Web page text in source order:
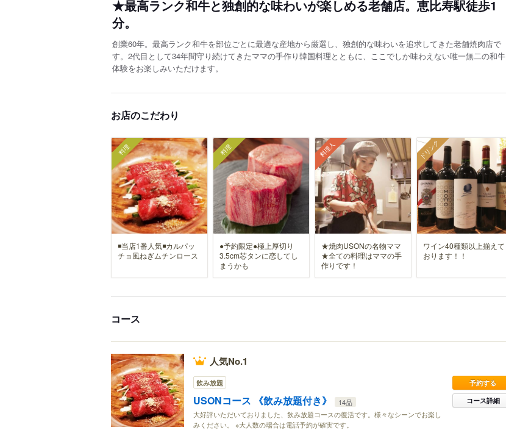
★最高ランク和牛と独創的な味わいが楽しめる老舗店。恵比寿駅徒歩1
分。
創業60年。最高ランク和牛を部位ごとに最適な産地から厳選し、独創的な味わいを追求してきた老舗焼肉店で
す。2代目として34年間守り続けてきたママの手作り韓国料理とともに、ここでしか味わえない唯一無二の和牛
体験をお楽しみいただけます。
お店のこだわり
料理
◾️当店1番人気◾️カルパッ
チョ風ねぎムチンロース
料理
●予約限定●極上厚切り
3.5cm芯タンに恋してし
まうかも
料理人
★焼肉USONの名物ママ
★全ての料理はママの手
作りです！
ドリンク
ワイン40種類以上揃えて
おります！！
コース
人気No.1
飲み放題
USONコース 《飲み放題付き》
14品
大好評いただいておりました、飲み放題コースの復活です。様々なシーンでお楽し
みください。 ※大人数の場合は電話予約が確実です。
予約する
コース詳細